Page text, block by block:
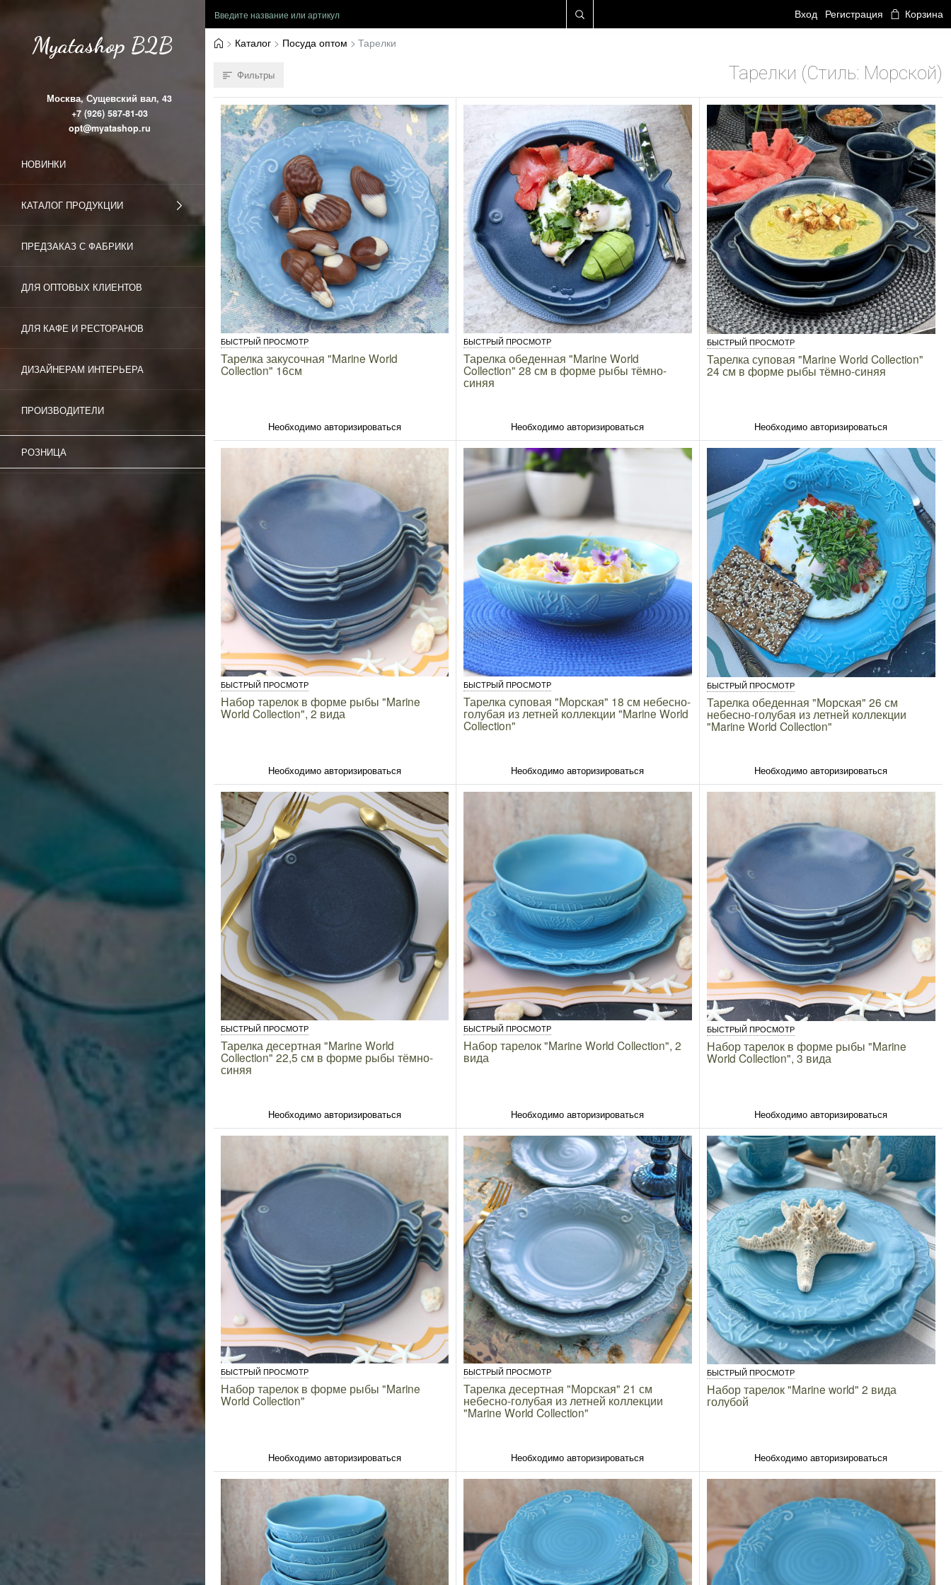
Вход Регистрация Корзина
Myatashop B2B
Москва, Сущевский вал, 43
+7 (926) 587-81-03
opt@myatashop.ru
НОВИНКИ
КАТАЛОГ ПРОДУКЦИИ
ПРЕДЗАКАЗ С ФАБРИКИ
ДЛЯ ОПТОВЫХ КЛИЕНТОВ
ДЛЯ КАФЕ И РЕСТОРАНОВ
ДИЗАЙНЕРАМ ИНТЕРЬЕРА
ПРОИЗВОДИТЕЛИ
РОЗНИЦА
Каталог Посуда оптом Тарелки
Фильтры Тарелки (Стиль: Морской)
БЫСТРЫЙ ПРОСМОТР
Тарелка закусочная "Marine World
Collection" 16см
Необходимо авторизироваться
БЫСТРЫЙ ПРОСМОТР
Тарелка обеденная "Marine World
Collection" 28 см в форме рыбы тёмно-
синяя
Необходимо авторизироваться
БЫСТРЫЙ ПРОСМОТР
Тарелка суповая "Marine World Collection"
24 см в форме рыбы тёмно-синяя
Необходимо авторизироваться
БЫСТРЫЙ ПРОСМОТР
Набор тарелок в форме рыбы "Marine
World Collection", 2 вида
Необходимо авторизироваться
БЫСТРЫЙ ПРОСМОТР
Тарелка суповая "Морская" 18 см небесно-
голубая из летней коллекции "Marine World
Collection"
Необходимо авторизироваться
БЫСТРЫЙ ПРОСМОТР
Тарелка обеденная "Морская" 26 см
небесно-голубая из летней коллекции
"Marine World Collection"
Необходимо авторизироваться
БЫСТРЫЙ ПРОСМОТР
Тарелка десертная "Marine World
Collection" 22,5 см в форме рыбы тёмно-
синяя
Необходимо авторизироваться
БЫСТРЫЙ ПРОСМОТР
Набор тарелок "Marine World Collection", 2
вида
Необходимо авторизироваться
БЫСТРЫЙ ПРОСМОТР
Набор тарелок в форме рыбы "Marine
World Collection", 3 вида
Необходимо авторизироваться
БЫСТРЫЙ ПРОСМОТР
Набор тарелок в форме рыбы "Marine
World Collection"
Необходимо авторизироваться
БЫСТРЫЙ ПРОСМОТР
Тарелка десертная "Морская" 21 см
небесно-голубая из летней коллекции
"Marine World Collection"
Необходимо авторизироваться
БЫСТРЫЙ ПРОСМОТР
Набор тарелок "Marine world" 2 вида
голубой
Необходимо авторизироваться